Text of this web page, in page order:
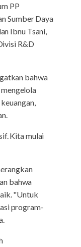
PP
Sumber Daya
Ibnu Tsani,
R&D
bahwa
Kita mulai
bahwa
"Untuk
program-